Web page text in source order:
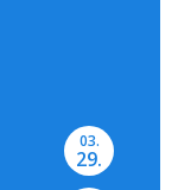
03.
29.